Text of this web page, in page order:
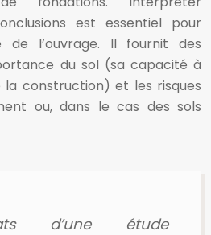
est essentiel pour
de l’ouvrage. Il fournit des
du sol (sa capacité à
construction) et les risques
ou, dans le cas des sols
d’une étude